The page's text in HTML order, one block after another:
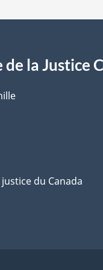
la Justice
du Canada